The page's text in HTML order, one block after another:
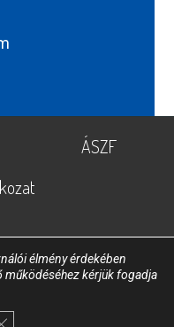
ÁSZF
reserved.
élmény érdekében
működéséhez kérjük fogadja
Close GDPR Cookie Banner